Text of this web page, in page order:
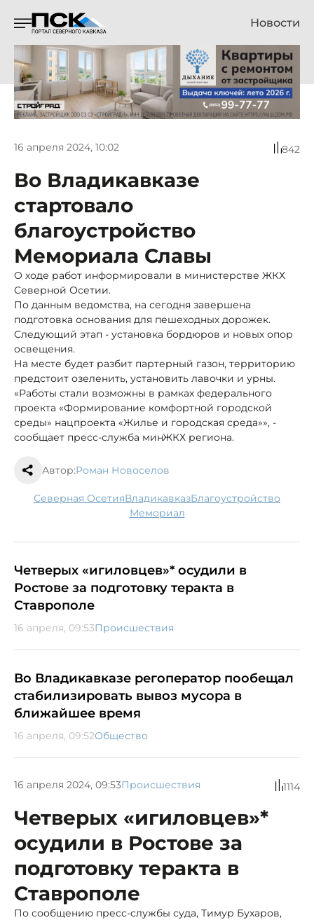
Новости
16 апреля 2024, 10:02 842
Во Владикавказе
стартовало
благоустройство
Мемориала Славы
О ходе работ информировали в министерстве ЖКХ
Северной Осетии.
По данным ведомства, на сегодня завершена
подготовка основания для пешеходных дорожек.
Следующий этап - установка бордюров и новых опор
освещения.
На месте будет разбит партерный газон, территорию
предстоит озеленить, установить лавочки и урны.
«Работы стали возможны в рамках федерального
проекта «Формирование комфортной городской
среды» нацпроекта «Жилье и городская среда»», -
сообщает пресс-служба минЖКХ региона.
Автор:Роман Новоселов
Северная Осетия Владикавказ благоустройство
мемориал
Четверых «игиловцев»* осудили в
Ростове за подготовку теракта в
Ставрополе
16 апреля, 09:53Происшествия
Во Владикавказе регоператор пообещал
стабилизировать вывоз мусора в
ближайшее время
16 апреля, 09:52Общество
16 апреля 2024, 09:53Происшествия 1114
Четверых «игиловцев»*
осудили в Ростове за
подготовку теракта в
Ставрополе
По сообщению пресс-службы суда, Тимур Бухаров,